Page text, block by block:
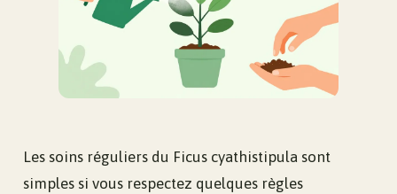
Les soins réguliers du Ficus cyathistipula sont
simples si vous respectez quelques règles